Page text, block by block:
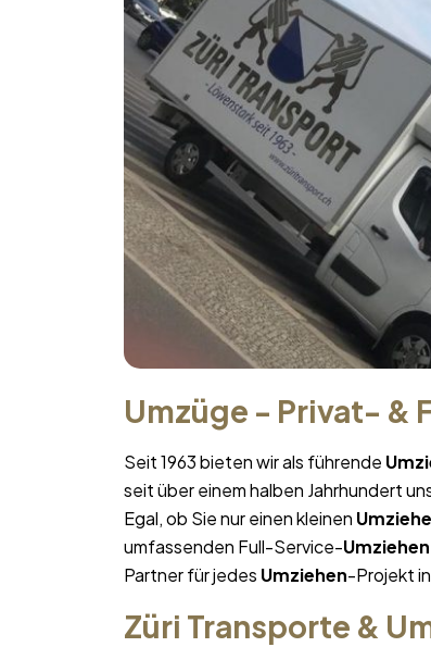
Umzüge - Privat- &
Seit 1963 bieten wir als führende
seit über einem halben Jahrhundert
Egal, ob Sie nur einen kleinen
umfassenden Full-Service-Umziehen
Partner für jedes Umziehen-Projekt in
Züri Transporte &